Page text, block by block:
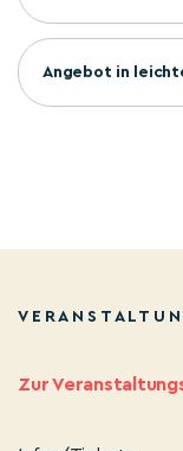
Angebot in
Zur